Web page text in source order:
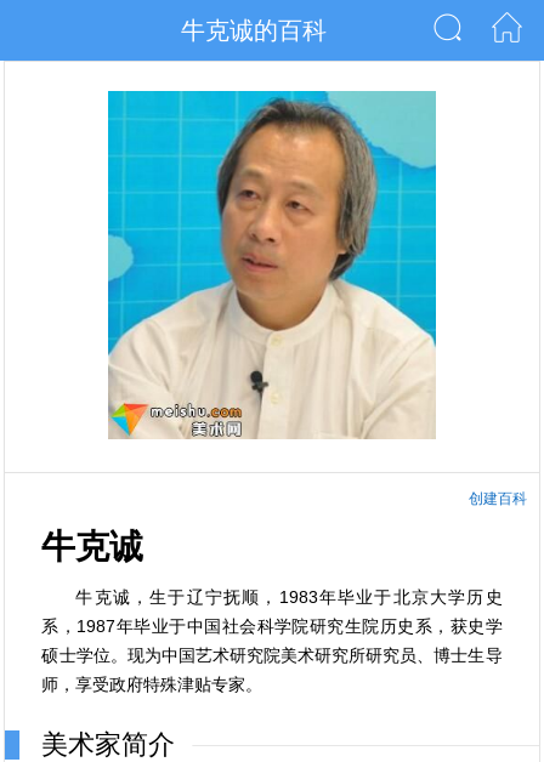
牛克诚的百科
创建百科
牛克诚
牛克诚，生于辽宁抚顺，1983年毕业于北京大学历史
系，1987年毕业于中国社会科学院研究生院历史系，获史学
硕士学位。现为中国艺术研究院美术研究所研究员、博士生导
师，享受政府特殊津贴专家。
美术家简介